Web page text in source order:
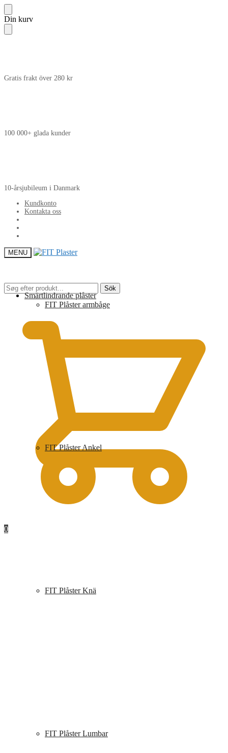
Skip
to
navigation
Skip
to
content
Din kurv
Gratis frakt över 280 kr
100 000+ glada kunder
10-årsjubileum i Danmark
Kundkonto
Kontakta oss
MENU
Sök
efter:
Sök
0,00 kr
0
Smärtlindrande plåster
FIT Plåster armbåge
FIT Plåster Ankel
FIT Plåster Knä
FIT Plåster Lumbar